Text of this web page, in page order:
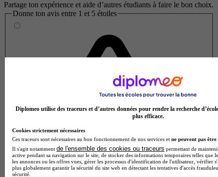
Partage ton expérience et aide d’autres étudiants à faire le bon choix.
Donne ton avis entre 1 et 5 étoiles
Diplomeo utilise des traceurs et d’autres données pour rendre la recherche
plus efficace.
Cookies strictement nécessaires
Ces traceurs sont nécessaires au bon fonctionnement de nos services et ne peuvent pas être
Il s'agit notamment de l'ensemble des cookies ou traceurs permettant de
active pendant sa navigation sur le site, de stocker des informations temporaires telles que
les annonces ou les offres vues, gérer les processus d'identification de l'utilisateur, vérifier
plus globalement garantir la sécurité du site web en détectant les tentatives d'accès
sécurité.